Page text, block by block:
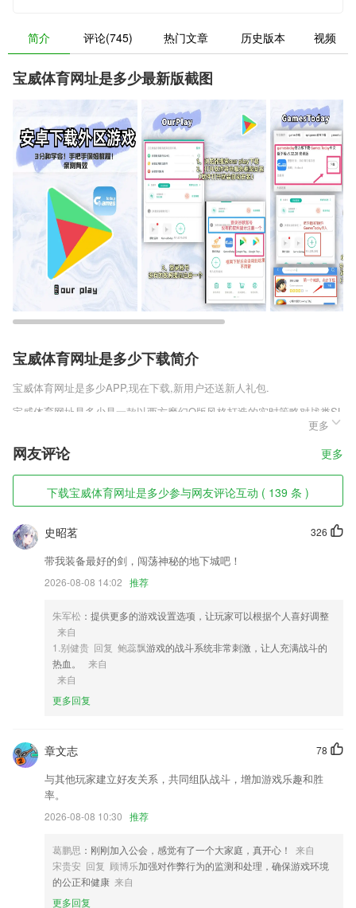
简介 评论(745) 热门文章 历史版本 视频
宝威体育网址是多少最新版截图
宝威体育网址是多少下载简介
宝威体育网址是多少APP,现在下载,新用户还送新人礼包.
宝威体育网址是多少是一款以西方魔幻Q版风格打造的实时策略对战类SL
G手机游戏，游戏中有大量的英雄任由你收集和培养，你需要培养出大量
的士兵，并组建出强大的阵容去对抗，同时还有多人实时对决竞技等玩
法，让每位玩家都能享受到最好玩的PVE策略游戏，快来趣趣手游网下
载攻城骑士送英雄免费版v0.1.0.2体验这款全球玩家同服的回合制战斗类
游戏吧。
1,可以随意选择视频音乐，随时更新2265流行音乐。
2,各种日语学习方法的讲解，从背单词开始，不断闯关深入学习
3,模拟试卷,是骡子是马,拉出来遛遛
4,在线教学,发布学习视频和课件、交流讨论;
5,【分享战术】
6,学车视频：专业制作、高清视频，减少练车恐惧！
宝威体育网址是多少软件优势
2.标准的童声发音和丰富的反馈音效，激励宝宝快乐的学习。
3.· 海量教学视频，助您掌握知识要点、难点
4.使用计算机绘图就是为了提高绘图速度和效率，最快的操作方式就是使
用快捷键
5.解释详细，每条成语包含了发音、释义、出处、示例、近反义词、造句
等详细内容
6.不懂的地方及时询问会有专门的人员在上面帮你去解答;
更多
网友评论 更多
下载宝威体育网址是多少参与网友评论互动 ( 139 条 )
326
史昭茗
带我装备最好的剑，闯荡神秘的地下城吧！
2026-08-08 14:02 推荐
朱军松 ：提供更多的游戏设置选项，让玩家可以根据个人喜好调整
来自
1.别健贵 回复 鲍蕊飘游戏的战斗系统非常刺激，让人充满战斗的
热血。
来自
来自
更多回复
78
章文志
与其他玩家建立好友关系，共同组队战斗，增加游戏乐趣和胜
率。
2026-08-08 10:30 推荐
葛鹏思 ：刚刚加入公会，感觉有了一个大家庭，真开心！
来自
宋贵安 回复 顾博乐加强对作弊行为的监测和处理，确保游戏环境
的公正和健康 来自
更多回复